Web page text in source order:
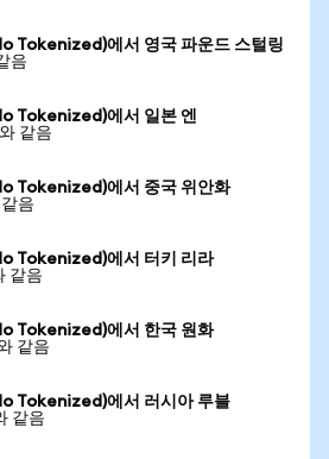
Tokenized)에서 영국 파운드 스털링
음
Tokenized)에서 일본 엔
같음
Tokenized)에서 중국 위안화
음
Tokenized)에서 터키 리라
같음
Tokenized)에서 한국 원화
같음
Tokenized)에서 러시아 루블
같음